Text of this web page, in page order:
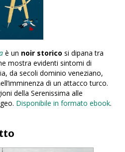
è un noir storico si dipana tra
mostra evidenti sintomi di
da secoli dominio veneziano,
di un attacco turco.
della Serenissima alle
Disponibile in formato ebook.